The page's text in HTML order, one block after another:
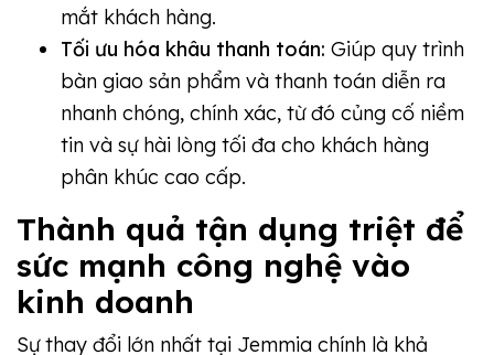
mắt khách hàng.
Tối ưu hóa khâu thanh toán: Giúp quy trình
bàn giao sản phẩm và thanh toán diễn ra
nhanh chóng, chính xác, từ đó củng cố niềm
tin và sự hài lòng tối đa cho khách hàng
phân khúc cao cấp.
Thành quả tận dụng triệt để
sức mạnh công nghệ vào
kinh doanh
Sự thay đổi lớn nhất tại Jemmia chính là khả